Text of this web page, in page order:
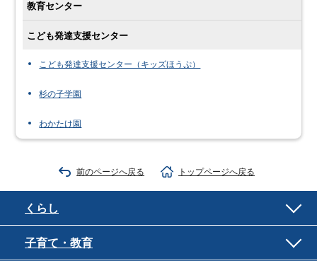
教育センター
こども発達支援センター
こども発達支援センター（キッズほうぷ）
杉の子学園
わかたけ園
前のページへ戻る トップページへ戻る
くらし
子育て・教育